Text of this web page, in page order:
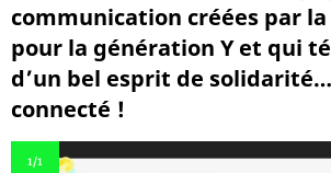
communication créées par
pour la génération Y et qui
d’un bel esprit de
connecté !
1/1